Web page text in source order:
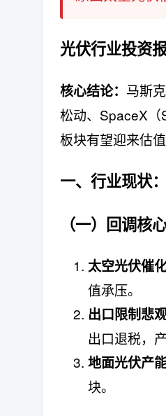
光伏行业投资报
核心结论： 马斯
松动、SpaceX（
板块有望迎来估
一、行业现状：
（一）回调核
太空光伏催
值承压。
出口限制悲
出口退税，
地面光伏产
块。